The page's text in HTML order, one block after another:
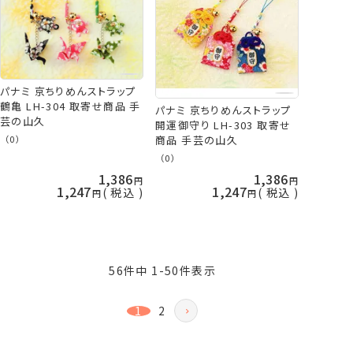
パナミ 京ちりめんストラップ
鶴亀 LH-304 取寄せ商品 手
芸の山久
（0）
1,386
1,247 税込
パナミ 京ちりめんストラップ
開運御守り LH-303 取寄せ
商品 手芸の山久
（0）
1,386
1,247 税込
56件中 1 -50件表示
1 2